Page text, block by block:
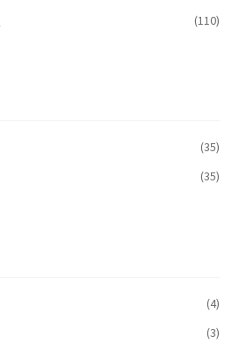
(110)
(35)
(35)
(4)
(3)